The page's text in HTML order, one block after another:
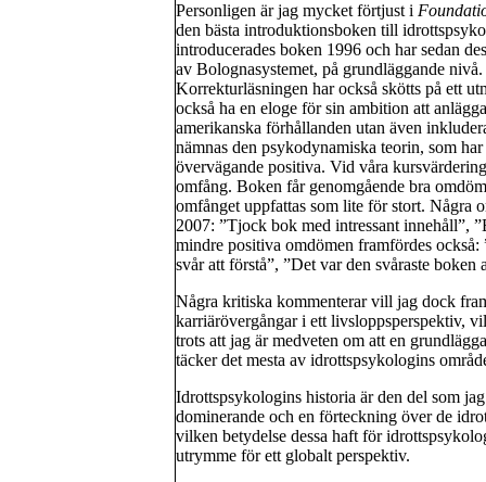
Personligen är jag mycket förtjust i
den bästa introduktionsboken till
introducerades boken 1996 och har sedan
av Bolognasystemet, på grundläggande
Korrekturläsningen har också skötts på ett
också ha en eloge för sin ambition att
amerikanska förhållanden utan även
nämnas den psykodynamiska teorin, som
övervägande positiva. Vid våra
omfång. Boken får genomgående bra
omfånget uppfattas som lite för stort. Några
2007: ”Tjock bok med intressant innehåll”,
mindre positiva omdömen framfördes
svår att förstå”, ”Det var den svåraste boken
Några kritiska kommenterar vill jag dock
karriärövergångar i ett livsloppsperspektiv,
trots att jag är medveten om att en
täcker det mesta av idrottspsykologins
Idrottspsykologins historia är den del som
dominerande och en förteckning över de
vilken betydelse dessa haft för
utrymme för ett globalt perspektiv.